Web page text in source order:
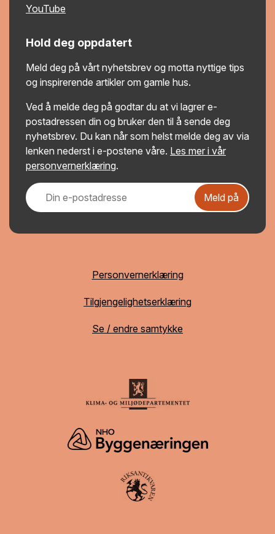
YouTube
Hold deg oppdatert
Meld deg på vårt nyhetsbrev og motta nyttige tips
og inspirerende artikler om gamle hus.
Ved å melde deg på godtar du at vi lagrer e-
postadressen din og bruker den til å sende deg
nyhetsbrev. Du kan når som helst melde deg av via
lenken nederst i e-postene våre. Les mer i vår
personvernerklæring.
Meld på
Personvernerklæring
Tilgjengelighetserklæring
Se / endre samtykke